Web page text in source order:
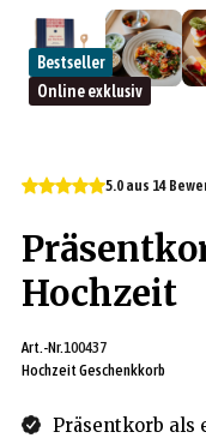
Bestseller
Online exklusiv
5.0 aus 14
Hochzeit
Art.-Nr.100437
Hochzeit Geschenkkorb
Präsentkorb als